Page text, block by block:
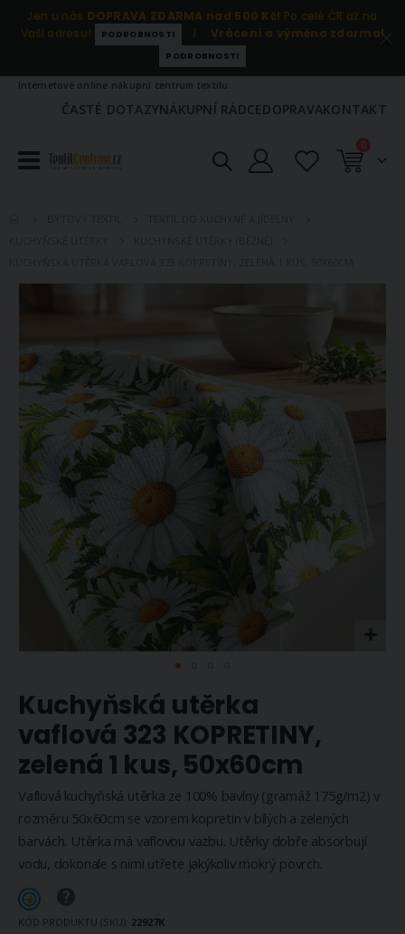
Jen u nás DOPRAVA ZDARMA nad 500 Kč! Po celé ČR až na
Vaši adresu!
PODROBNOSTI | Vrácení a výměna zdarma!
PODROBNOSTI
Internetové online nákupní centrum textilu.
ČASTÉ DOTAZYNÁKUPNÍ RÁDCEDOPRAVAKONTAKT
Košík
0položky
obrázky
na
začátek
galerie
s
obrázky
Kuchyňská utěrka
vaflová 323 KOPRETINY,
zelená 1 kus, 50x60cm
Vaflová kuchyňská utěrka ze 100% bavlny (gramáž 175g/m2) v
rozměru 50x60cm se vzorem kopretin v bílých a zelených
barvách. Utěrka má vaflovou vazbu. Utěrky dobře absorbují
vodu, dokonale s nimi utřete jakýkoliv mokrý povrch.
KÓD PRODUKTU (SKU) 22927K